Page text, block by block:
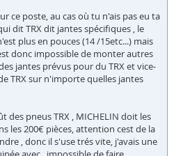
ce poste, au cas où tu n'ais pas eu ta
dit TRX dit jantes spécifiques , le
plus en pouces (14 /15etc...) mais
donc impossible de monter autres
jantes prévus pour du TRX et vice-
TRX sur n'importe quelles jantes
des pneus TRX , MICHELIN doit les
les 200€ pièces, attention cest de la
, donc il s'use trés vite, j'avais une